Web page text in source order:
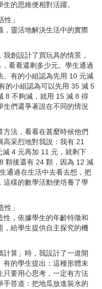
的思維便相對活躍。
」
，靈活地解決生活中的實際
創設計了買玩具的情景，
看看還剩多少元。學生通過
。有的小組認為先用 10 元減
的小組認為可以先用 35 減 5
8 不夠減，就用 15 減 8 得
們還爭著說在不同的情況
方法，看看在甚麼時候他們
高采烈地對我說：我有 21
減 4 元再加 11 元，就剩下
8 顆後還有 24 顆，因為 12 減
通過在生活中去看去想，把
這樣的數學活動便培養了學
」
性，依據學生的年齡特徵和
，給學生提供自主探究的機
算」時，我設計了一道開
有的學生提出：這種形體未
只要用心思考，一定有方法
手答道：把地瓜放進裝水的